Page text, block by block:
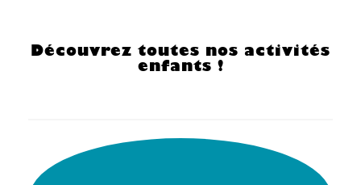
Découvrez toutes nos activités
enfants !